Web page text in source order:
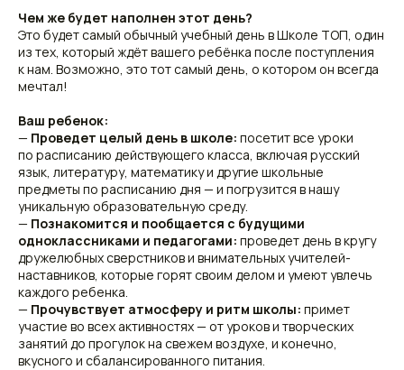
Чем же будет наполнен этот день?
Это будет самый обычный учебный день в Школе ТОП, один
из тех, который ждёт вашего ребёнка после поступления
к нам. Возможно, это тот самый день, о котором он всегда
мечтал!
Ваш ребенок:
— Проведет целый день в школе: посетит все уроки
по расписанию действующего класса, включая русский
язык, литературу, математику и другие школьные
предметы по расписанию дня — и погрузится в нашу
уникальную образовательную среду.
— Познакомится и пообщается с будущими
одноклассниками и педагогами: проведет день в кругу
дружелюбных сверстников и внимательных учителей-
наставников, которые горят своим делом и умеют увлечь
каждого ребенка.
— Прочувствует атмосферу и ритм школы: примет
участие во всех активностях — от уроков и творческих
занятий до прогулок на свежем воздухе, и конечно,
вкусного и сбалансированного питания.